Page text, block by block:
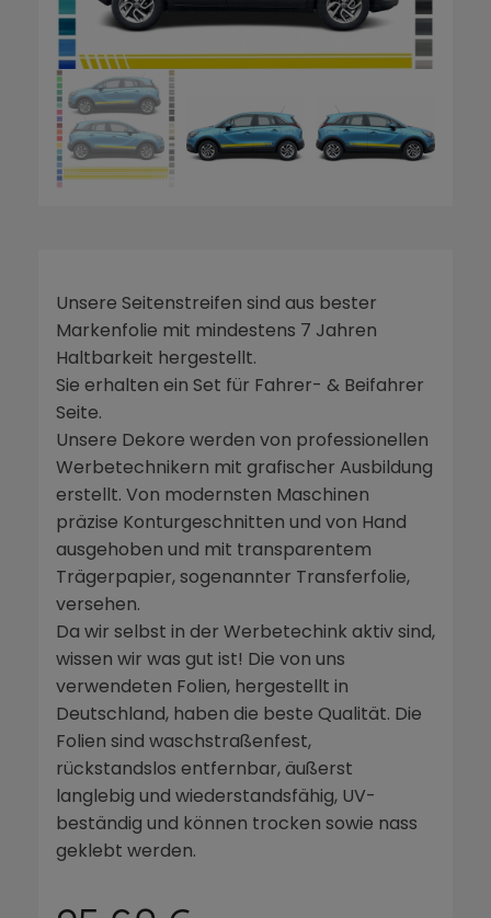
Unsere Seitenstreifen sind aus bester
Markenfolie mit mindestens 7 Jahren
Haltbarkeit hergestellt.
Sie erhalten ein Set für Fahrer- & Beifahrer
Seite.
Unsere Dekore werden von professionellen
Werbetechnikern mit grafischer Ausbildung
erstellt. Von modernsten Maschinen
präzise Konturgeschnitten und von Hand
ausgehoben und mit transparentem
Trägerpapier, sogenannter Transferfolie,
versehen.
Da wir selbst in der Werbetechink aktiv sind,
wissen wir was gut ist! Die von uns
verwendeten Folien, hergestellt in
Deutschland, haben die beste Qualität. Die
Folien sind waschstraßenfest,
rückstandslos entfernbar, äußerst
langlebig und wiederstandsfähig, UV-
beständig und können trocken sowie nass
geklebt werden.